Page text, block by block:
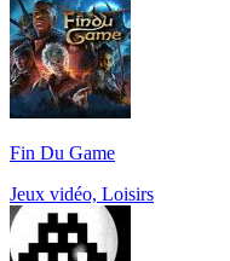
Fin Du Game
Jeux vidéo, Loisirs